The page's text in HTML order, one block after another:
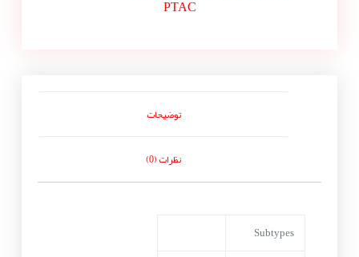
PTAC
توضیحات
نظرات (0)
Subtypes